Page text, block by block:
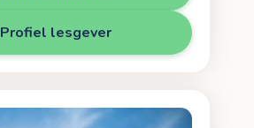
Profiel lesgever